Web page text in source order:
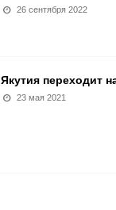
26 сентября 2022
Якутия переходит
23 мая 2021